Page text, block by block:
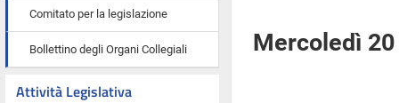
Comitato per la legislazione
Bollettino degli Organi Collegiali
Attività Legislativa
Mercoledì